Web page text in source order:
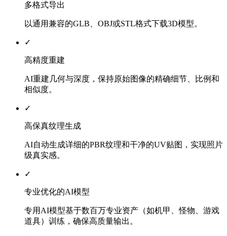
多格式导出
以通用兼容的GLB、OBJ或STL格式下载3D模型。
✓
高精度重建
AI重建几何与深度，保持原始图像的精确细节、比例和
相似度。
✓
高保真纹理生成
AI自动生成详细的PBR纹理和干净的UV贴图，实现照片
级真实感。
✓
专业优化的AI模型
专用AI模型基于数百万专业资产（如机甲、怪物、游戏
道具）训练，确保高质量输出。